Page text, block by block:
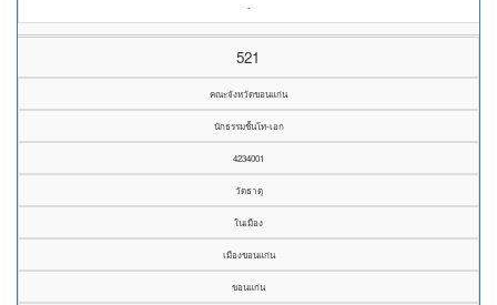
-
521
คณะจังหวัดขอนแก่น
นักธรรมชั้นโท-เอก
4234001
วัดธาตุ
ในเมือง
เมืองขอนแก่น
ขอนแก่น